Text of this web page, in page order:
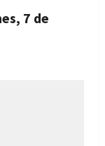
7 de